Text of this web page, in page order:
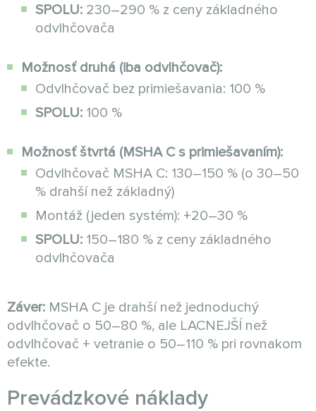
SPOLU: 230–290 % z ceny základného
odvlhčovača
Možnosť druhá (iba odvlhčovač):
Odvlhčovač bez primiešavania: 100 %
SPOLU: 100 %
Možnosť štvrtá (MSHA C s primiešavaním):
Odvlhčovač MSHA C: 130–150 % (o 30–50
% drahší než základný)
Montáž (jeden systém): +20–30 %
SPOLU: 150–180 % z ceny základného
odvlhčovača
Záver: MSHA C je drahší než jednoduchý
odvlhčovač o 50–80 %, ale LACNEJŠÍ než
odvlhčovač + vetranie o 50–110 % pri rovnakom
efekte.
Prevádzkové náklady